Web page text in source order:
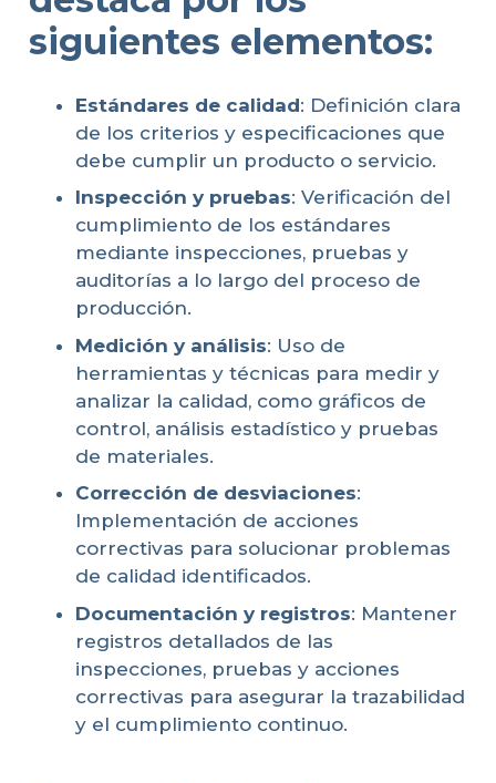
siguientes elementos:
Estándares de calidad: Definición clara
de los criterios y especificaciones que
debe cumplir un producto o servicio.
Inspección y pruebas: Verificación del
cumplimiento de los estándares
mediante inspecciones, pruebas y
auditorías a lo largo del proceso de
producción.
Medición y análisis: Uso de
herramientas y técnicas para medir y
analizar la calidad, como gráficos de
control, análisis estadístico y pruebas
de materiales.
Corrección de desviaciones:
Implementación de acciones
correctivas para solucionar problemas
de calidad identificados.
Documentación y registros: Mantener
registros detallados de las
inspecciones, pruebas y acciones
correctivas para asegurar la trazabilidad
y el cumplimiento continuo.